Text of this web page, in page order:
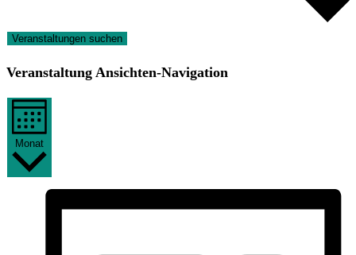
Veranstaltungen suchen
Veranstaltung Ansichten-Navigation
Monat